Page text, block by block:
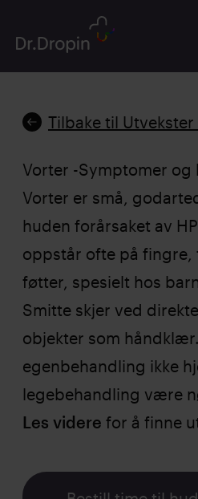
Tilbake til Utvekster
Vorter -Symptomer og
Vorter er små,
huden forårsaket av
oppstår ofte på
føtter, spesielt hos
Smitte skjer ved
objekter som
egenbehandling ikke
legebehandling være
Les videre for å finne